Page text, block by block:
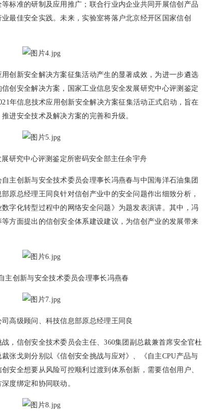
标准的研制及应用推广；联合行业内企业共同开展信创产品
最佳安全实践。未来，实验室将落户北京经开区国家信创
新安全解决方案征集活动产生的显著成效，为进一步遴选
创安全解决方案，国家工业信息安全发展研究中心评测鉴定
年信息技术应用创新安全解决方案征集活动正式启动，旨在
进安全技术及解决方案的完善和升级。
展研究中心评测鉴定所密码安全部主任余宇舟
创新与安全技术委员会理事长冯燕春与中国海洋石油集团
原总经理王同良针对信创产业中的安全问题作出细致分析，
字化转型过程中的网络安全问题》为题发表演讲。其中，冯
方面提出的信创安全体系建设建议，为信创产业的发展带来
主创新与安全技术委员会理事长冯燕春
级顾问、科技信息部原总经理王同良
信创安全技术委员会主任、360集团副总裁兼首席安全官杜
张戈则分别以《信创安全挑战与应对》、《自主CPU产品与
安全想要从风险可控顺利过渡到体系创新，需要信创用户、
度绑定和协同联动。